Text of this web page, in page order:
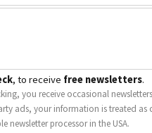
, to receive free newsletters.
you receive occasional
ads, your information is treated as
newsletter processor in the USA.